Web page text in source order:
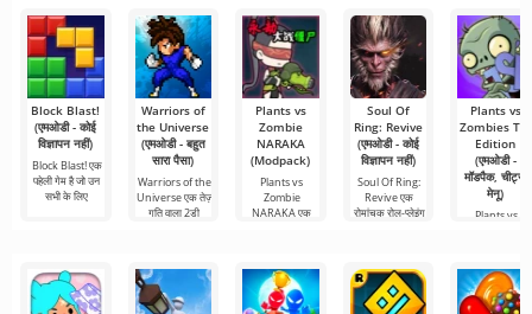
Block Blast!
(एमओडी - कोई
विज्ञापन नहीं)
Block Blast! एक
पहेली गेम है जो उन
सभी के लिए
Warriors of
the Universe
(एमओडी - बहुत
सारा पैसा)
Warriors of the
Universe एक तेज़
गति वाला 2डी
Plants vs
Zombie
NARAKA
(Modpack)
Plants vs
Zombie
NARAKA एक
Soul Of
Ring: Revive
(एमओडी - कोई
विज्ञापन नहीं)
Soul Of Ring:
Revive एक
रोमांचक रोल-प्लेइंग
Plants vs
Zombies TAJ
Edition
(एमओडी -
मॉडपैक, चीट्स
मेनू)
Plants vs